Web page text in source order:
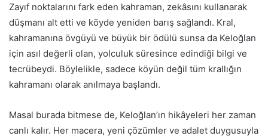
Zayıf noktalarını fark eden kahraman, zekâsını kullanarak
düşmanı alt etti ve köyde yeniden barış sağlandı. Kral,
kahramanına övgüyü ve büyük bir ödülü sunsa da Keloğlan
için asıl değerli olan, yolculuk süresince edindiği bilgi ve
tecrübeydi. Böylelikle, sadece köyün değil tüm krallığın
kahramanı olarak anılmaya başlandı.
Masal burada bitmese de, Keloğlan’ın hikâyeleri her zaman
canlı kalır. Her macera, yeni çözümler ve adalet duygusuyla